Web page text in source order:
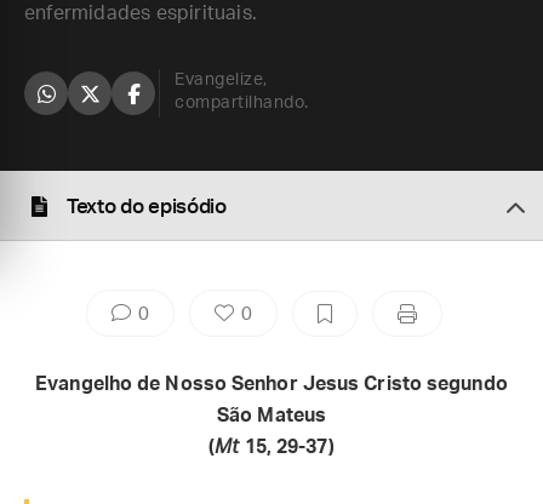
enfermidades espirituais.
Evangelize,
compartilhando.
Texto do episódio
0 0
Evangelho de Nosso Senhor Jesus Cristo segundo
São Mateus
(Mt15, 29-37)